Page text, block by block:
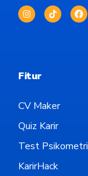
Fitur
CV Maker
Quiz Karir
Test Psikometri
KarirHack